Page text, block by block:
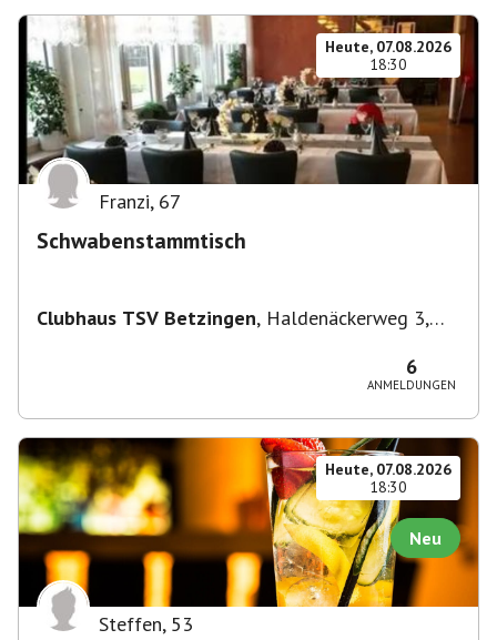
Heute, 07.08.2026
18:30
Franzi, 67
Schwabenstammtisch
Clubhaus TSV Betzingen, Haldenäckerweg 3,
6
ANMELDUNGEN
Heute, 07.08.2026
18:30
Neu
Steffen, 53